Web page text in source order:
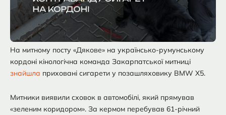
На митному посту «Дякове» на українсько-румунському
кордоні кінологічна команда Закарпатської митниці
знайшла приховані сигарети у позашляховику BMW X5.
Митники виявили сховок в автомобілі, який прямував
«зеленим коридором». За кермом перебував 61-річний